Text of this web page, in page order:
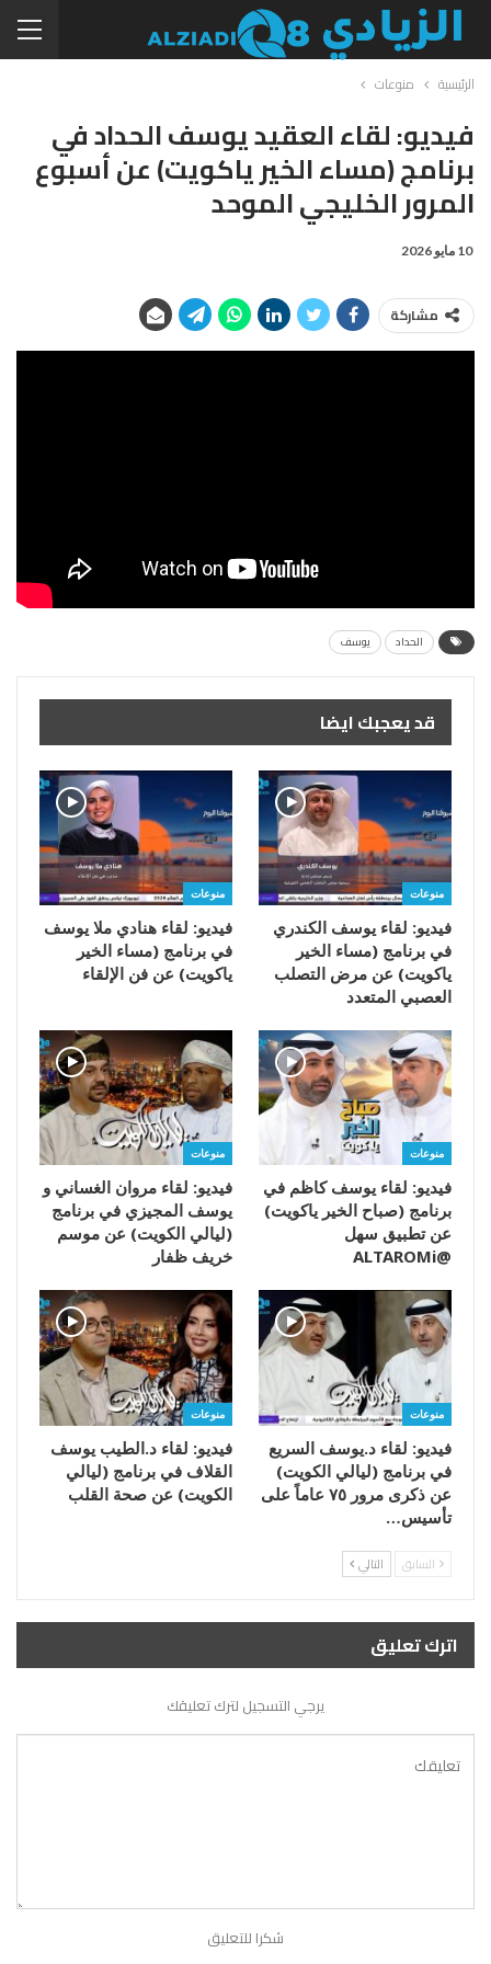
الرئيسية منوعات
فيديو: لقاء العقيد يوسف الحداد في
برنامج (مساء الخير ياكويت) عن أسبوع
المرور الخليجي الموحد
10 مايو 2026
مشاركة
الحداد يوسف
قد يعجبك ايضا
منوعات
فيديو: لقاء يوسف الكندري
في برنامج (مساء الخير
ياكويت) عن مرض التصلب
العصبي المتعدد
منوعات
فيديو: لقاء هنادي ملا يوسف
في برنامج (مساء الخير
ياكويت) عن فن الإلقاء
منوعات
فيديو: لقاء يوسف كاظم في
برنامج (صباح الخير ياكويت)
عن تطبيق سهل
@ALTAROMi
منوعات
فيديو: لقاء مروان الغساني و
يوسف المجيزي في برنامج
(ليالي الكويت) عن موسم
خريف ظفار
منوعات
فيديو: لقاء د.يوسف السريع
في برنامج (ليالي الكويت)
عن ذكرى مرور ٧٥ عاماً على
تأسيس…
منوعات
فيديو: لقاء د.الطيب يوسف
القلاف في برنامج (ليالي
الكويت) عن صحة القلب
السابق التالي
اترك تعليق
يرجي التسجيل لترك تعليقك
شكرا للتعليق